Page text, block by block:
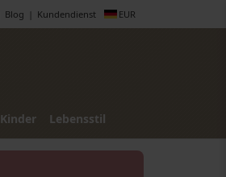
EUR
Blog Kundendienst
Kinder Lebensstil